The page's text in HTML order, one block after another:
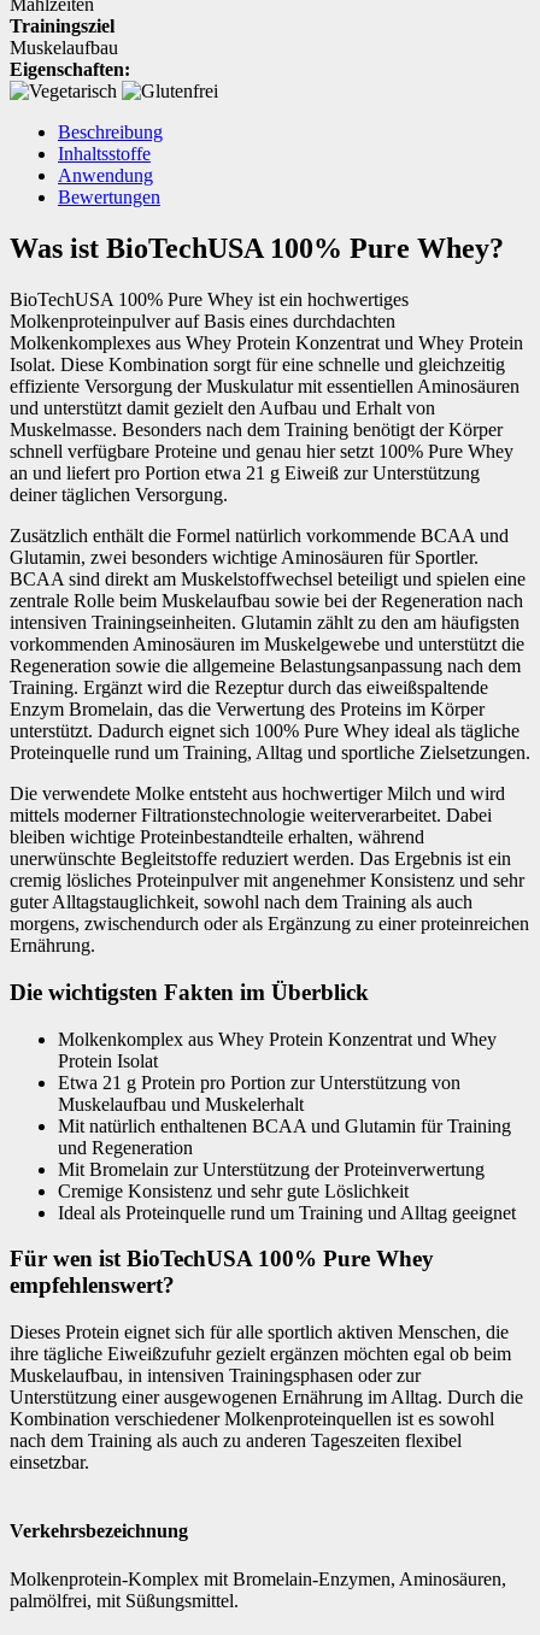
Mahlzeiten
Trainingsziel
Muskelaufbau
Eigenschaften:
Beschreibung
Inhaltsstoffe
Anwendung
Bewertungen
Was ist BioTechUSA 100% Pure Whey?
BioTechUSA 100% Pure Whey ist ein hochwertiges
Molkenproteinpulver auf Basis eines durchdachten
Molkenkomplexes aus Whey Protein Konzentrat und Whey Protein
Isolat. Diese Kombination sorgt für eine schnelle und gleichzeitig
effiziente Versorgung der Muskulatur mit essentiellen Aminosäuren
und unterstützt damit gezielt den Aufbau und Erhalt von
Muskelmasse. Besonders nach dem Training benötigt der Körper
schnell verfügbare Proteine und genau hier setzt 100% Pure Whey
an und liefert pro Portion etwa 21 g Eiweiß zur Unterstützung
deiner täglichen Versorgung.
Zusätzlich enthält die Formel natürlich vorkommende BCAA und
Glutamin, zwei besonders wichtige Aminosäuren für Sportler.
BCAA sind direkt am Muskelstoffwechsel beteiligt und spielen eine
zentrale Rolle beim Muskelaufbau sowie bei der Regeneration nach
intensiven Trainingseinheiten. Glutamin zählt zu den am häufigsten
vorkommenden Aminosäuren im Muskelgewebe und unterstützt die
Regeneration sowie die allgemeine Belastungsanpassung nach dem
Training. Ergänzt wird die Rezeptur durch das eiweißspaltende
Enzym Bromelain, das die Verwertung des Proteins im Körper
unterstützt. Dadurch eignet sich 100% Pure Whey ideal als tägliche
Proteinquelle rund um Training, Alltag und sportliche Zielsetzungen.
Die verwendete Molke entsteht aus hochwertiger Milch und wird
mittels moderner Filtrationstechnologie weiterverarbeitet. Dabei
bleiben wichtige Proteinbestandteile erhalten, während
unerwünschte Begleitstoffe reduziert werden. Das Ergebnis ist ein
cremig lösliches Proteinpulver mit angenehmer Konsistenz und sehr
guter Alltagstauglichkeit, sowohl nach dem Training als auch
morgens, zwischendurch oder als Ergänzung zu einer proteinreichen
Ernährung.
Die wichtigsten Fakten im Überblick
Molkenkomplex aus Whey Protein Konzentrat und Whey
Protein Isolat
Etwa 21 g Protein pro Portion zur Unterstützung von
Muskelaufbau und Muskelerhalt
Mit natürlich enthaltenen BCAA und Glutamin für Training
und Regeneration
Mit Bromelain zur Unterstützung der Proteinverwertung
Cremige Konsistenz und sehr gute Löslichkeit
Ideal als Proteinquelle rund um Training und Alltag geeignet
Für wen ist BioTechUSA 100% Pure Whey
empfehlenswert?
Dieses Protein eignet sich für alle sportlich aktiven Menschen, die
ihre tägliche Eiweißzufuhr gezielt ergänzen möchten egal ob beim
Muskelaufbau, in intensiven Trainingsphasen oder zur
Unterstützung einer ausgewogenen Ernährung im Alltag. Durch die
Kombination verschiedener Molkenproteinquellen ist es sowohl
nach dem Training als auch zu anderen Tageszeiten flexibel
einsetzbar.
Verkehrsbezeichnung
Molkenprotein-Komplex mit Bromelain-Enzymen, Aminosäuren,
palmölfrei, mit Süßungsmittel.